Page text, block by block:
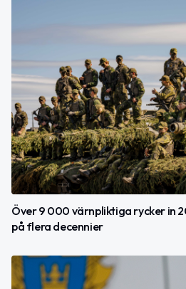
Över 9 000 värnpliktiga rycker in
på flera decennier